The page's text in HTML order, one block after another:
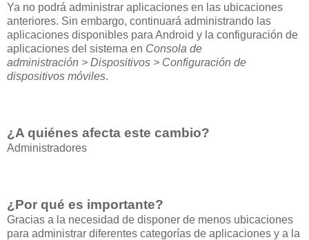
Ya no podrá administrar aplicaciones en las ubicaciones
anteriores. Sin embargo, continuará administrando las
aplicaciones disponibles para Android y la configuración de
aplicaciones del sistema en Consola de
administración > Dispositivos > Configuración de
dispositivos móviles.
¿A quiénes afecta este cambio?
Administradores
¿Por qué es importante?
Gracias a la necesidad de disponer de menos ubicaciones
para administrar diferentes categorías de aplicaciones y a la